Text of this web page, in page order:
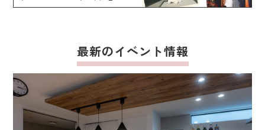
最新のイベント情報